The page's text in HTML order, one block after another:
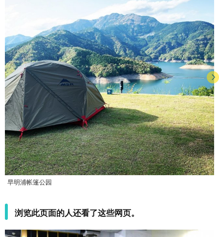
早明浦帐篷公园
浏览此页面的人还看了这些网页。